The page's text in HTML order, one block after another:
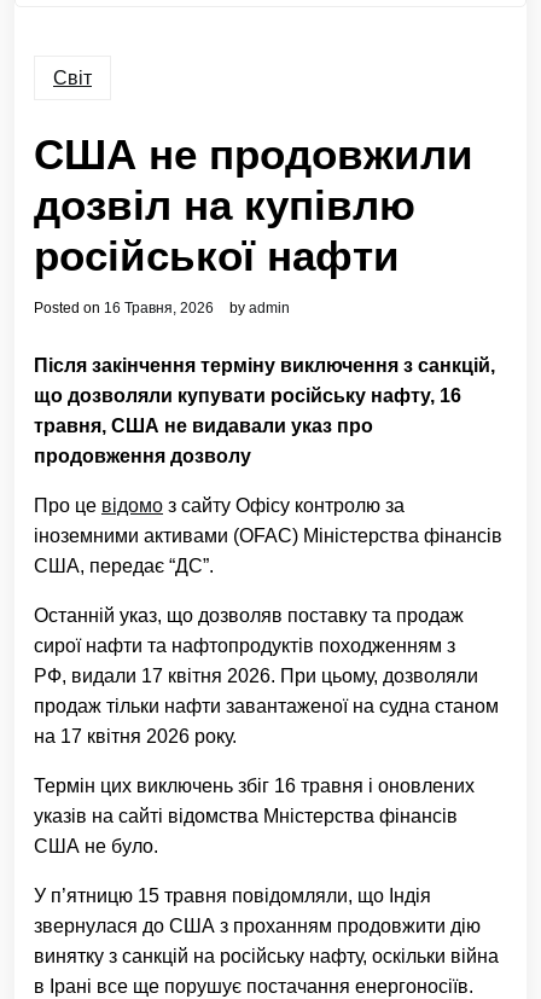
Світ
США не продовжили
дозвіл на купівлю
російської нафти
Posted on 16 Травня, 2026 by admin
Після закінчення терміну виключення з санкцій,
що дозволяли купувати російську нафту, 16
травня, США не видавали указ про
продовження дозволу
Про це відомо з сайту Офісу контролю за
іноземними активами (OFAC) Міністерства фінансів
США, передає “ДС”.
Останній указ, що дозволяв поставку та продаж
сирої нафти та нафтопродуктів походженням з
РФ, видали 17 квітня 2026. При цьому, дозволяли
продаж тільки нафти завантаженої на судна станом
на 17 квітня 2026 року.
Термін цих виключень збіг 16 травня і оновлених
указів на сайті відомства Мністерства фінансів
США не було.
У п’ятницю 15 травня повідомляли, що Індія
звернулася до США з проханням продовжити дію
винятку з санкцій на російську нафту, оскільки війна
в Ірані все ще порушує постачання енергоносіїв.